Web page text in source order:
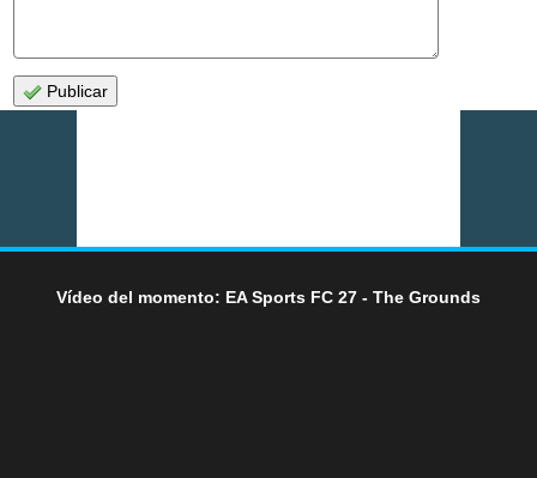
Publicar
Vídeo del momento: EA Sports FC 27 - The Grounds